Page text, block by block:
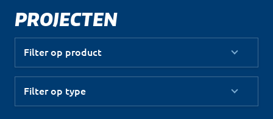
Industrie
PROJECTEN
Filter op product
Filter op type